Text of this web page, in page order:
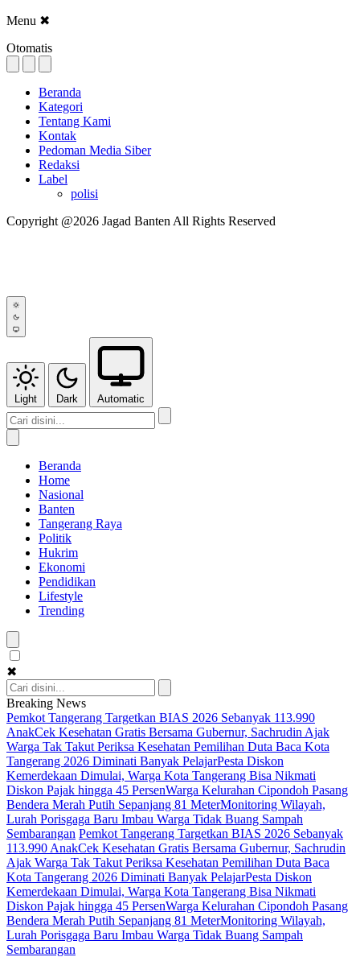
Menu ✖
Otomatis
Beranda
Kategori
Tentang Kami
Kontak
Pedoman Media Siber
Redaksi
Label
polisi
Copyright @2026 Jagad Banten All Rights Reserved
Light Dark Automatic
Beranda
Home
Nasional
Banten
Tangerang Raya
Politik
Hukrim
Ekonomi
Pendidikan
Lifestyle
Trending
✖
Breaking News
Pemkot Tangerang Targetkan BIAS 2026 Sebanyak 113.990
AnakCek Kesehatan Gratis Bersama Gubernur, Sachrudin Ajak
Warga Tak Takut Periksa Kesehatan Pemilihan Duta Baca Kota
Tangerang 2026 Diminati Banyak PelajarPesta Diskon
Kemerdekaan Dimulai, Warga Kota Tangerang Bisa Nikmati
Diskon Pajak hingga 45 PersenWarga Kelurahan Cipondoh Pasang
Bendera Merah Putih Sepanjang 81 MeterMonitoring Wilayah,
Lurah Porisgaga Baru Imbau Warga Tidak Buang Sampah
Sembarangan Pemkot Tangerang Targetkan BIAS 2026 Sebanyak
113.990 AnakCek Kesehatan Gratis Bersama Gubernur, Sachrudin
Ajak Warga Tak Takut Periksa Kesehatan Pemilihan Duta Baca
Kota Tangerang 2026 Diminati Banyak PelajarPesta Diskon
Kemerdekaan Dimulai, Warga Kota Tangerang Bisa Nikmati
Diskon Pajak hingga 45 PersenWarga Kelurahan Cipondoh Pasang
Bendera Merah Putih Sepanjang 81 MeterMonitoring Wilayah,
Lurah Porisgaga Baru Imbau Warga Tidak Buang Sampah
Sembarangan